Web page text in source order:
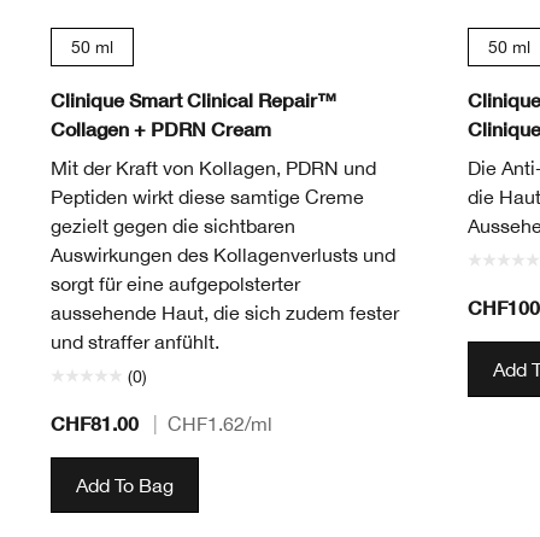
50 ml
Clinique Smart Clinical Repair™
Collagen + PDRN Cream
Mit der Kraft von Kollagen, PDRN und
Peptiden wirkt diese samtige Creme
gezielt gegen die sichtbaren
Auswirkungen des Kollagenverlusts und
sorgt für eine aufgepolsterter
aussehende Haut, die sich zudem fester
und straffer anfühlt.
(0)
CHF81.00 CHF1.62/ml
Add To Bag
50 ml
Die
die
Add